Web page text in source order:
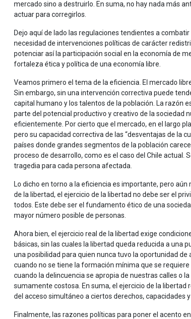
mercado sino a destruirlo. En suma, no hay nada más
actuar para corregirlos.
Dejo aquí de lado las regulaciones tendientes a
necesidad de intervenciones políticas de carácter
potenciar así la participación social en la economía de
fortaleza ética y política de una economía libre.
Veamos primero el tema de la eficiencia. El mercado
Sin embargo, sin una intervención correctiva puede
capital humano y los talentos de la población. La razón
parte del potencial productivo y creativo de la sociedad
eficientemente. Por cierto que el mercado, en el largo
pero su capacidad correctiva de las “desventajas de la
países donde grandes segmentos de la población
proceso de desarrollo, como es el caso del Chile actual.
tragedia para cada persona afectada.
Lo dicho en torno a la eficiencia es importante, pero
de la libertad, el ejercicio de la libertad no debe ser el
todos. Este debe ser el fundamento ético de una
mayor número posible de personas.
Ahora bien, el ejercicio real de la libertad exige
básicas, sin las cuales la libertad queda reducida a una
una posibilidad para quien nunca tuvo la oportunidad
cuando no se tiene la formación mínima que se
cuando la delincuencia se apropia de nuestras calles o
sumamente costosa. En suma, el ejercicio de la
del acceso simultáneo a ciertos derechos, capacidades y
Finalmente, las razones políticas para poner el acento